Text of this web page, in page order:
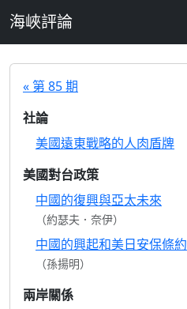
海峽評論
« 第 85 期
社論
美國遠東戰略的人肉盾牌
美國對台政策
中國的復興與亞太未來
（約瑟夫．奈伊）
中國的興起和美日安保條約
（孫揚明）
兩岸關係